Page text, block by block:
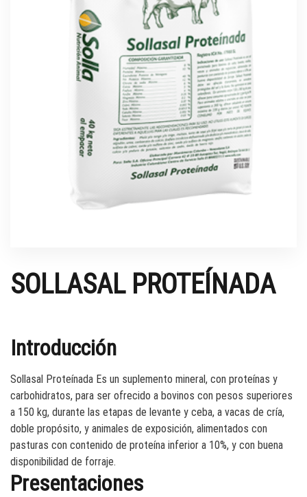
SOLLASAL PROTEÍNADA
Introducción
Sollasal Proteínada Es un suplemento mineral, con proteínas y
carbohidratos, para ser ofrecido a bovinos con pesos superiores
a 150 kg, durante las etapas de levante y ceba, a vacas de cría,
doble propósito, y animales de exposición, alimentados con
pasturas con contenido de proteína inferior a 10%, y con buena
disponibilidad de forraje.
Presentaciones